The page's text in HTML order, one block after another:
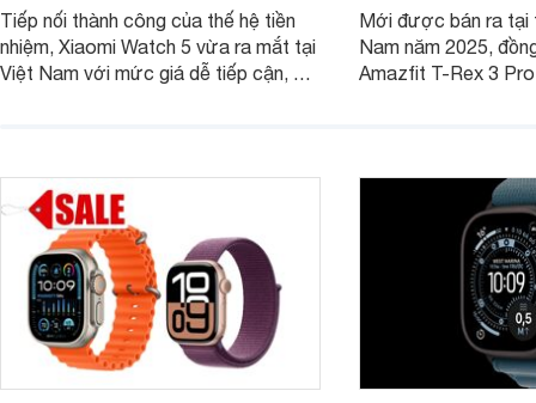
Tiếp nối thành công của thế hệ tiền
nhiệm, Xiaomi Watch 5 vừa ra mắt tại
Việt Nam với mức giá dễ tiếp cận, đi
Mới được bán ra tại
Nam năm 2025,
Amazfit T-Rex 3
hoa" hỗ trợ tích